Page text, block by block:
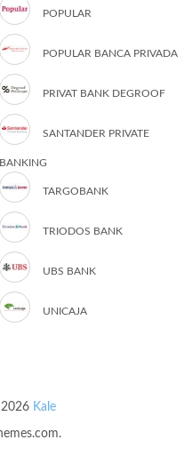
POPULAR
POPULAR BANCA PRIVADA
PRIVAT BANK DEGROOF
SANTANDER PRIVATE
BANKING
TARGOBANK
TRIODOS BANK
UBS BANK
UNICAJA
Kale